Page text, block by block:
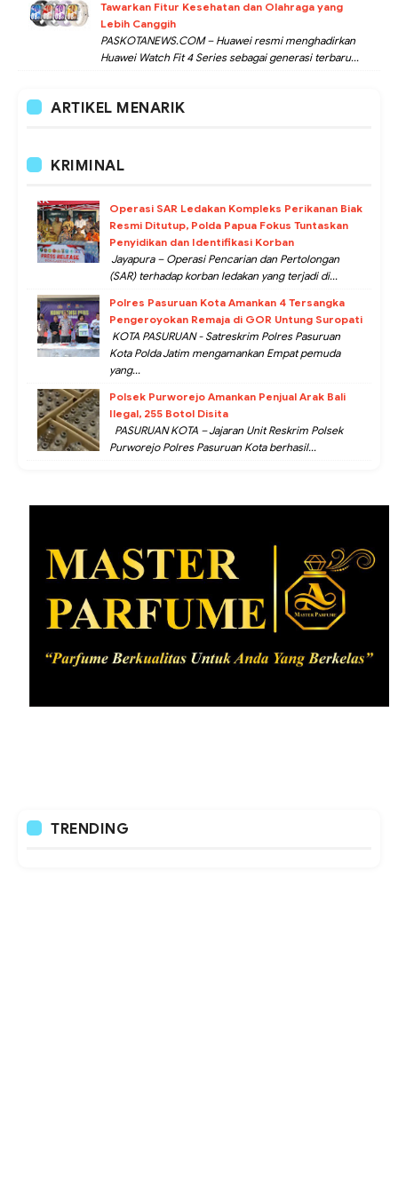
Tawarkan Fitur Kesehatan dan Olahraga yang
Lebih Canggih
PASKOTANEWS.COM – Huawei resmi menghadirkan
Huawei Watch Fit 4 Series sebagai generasi terbaru...
ARTIKEL MENARIK
KRIMINAL
Operasi SAR Ledakan Kompleks Perikanan Biak
Resmi Ditutup, Polda Papua Fokus Tuntaskan
Penyidikan dan Identifikasi Korban
Jayapura – Operasi Pencarian dan Pertolongan
(SAR) terhadap korban ledakan yang terjadi di...
Polres Pasuruan Kota Amankan 4 Tersangka
Pengeroyokan Remaja di GOR Untung Suropati
KOTA PASURUAN - Satreskrim Polres Pasuruan
Kota Polda Jatim mengamankan Empat pemuda
yang...
Polsek Purworejo Amankan Penjual Arak Bali
Ilegal, 255 Botol Disita
PASURUAN KOTA – Jajaran Unit Reskrim Polsek
Purworejo Polres Pasuruan Kota berhasil...
TRENDING